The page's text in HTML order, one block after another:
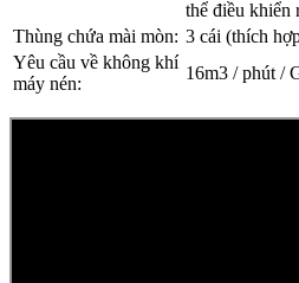
thể điều khiển
Thùng chứa mài mòn: 3 cái (thích
Yêu cầu về không khí
máy nén:
16m3 / phút /